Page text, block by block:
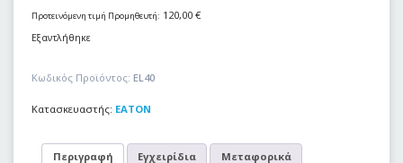
Προτεινόμενη τιμή Προμηθευτή: 120,00 €
Εξαντλήθηκε
Κωδικός Προϊόντος: EL40
Κατασκευαστής: EATON
Περιγραφή Εγχειρίδια Μεταφορικά